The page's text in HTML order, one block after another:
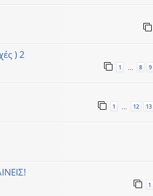
) 2
1 … 8 9
1 … 12 13
1